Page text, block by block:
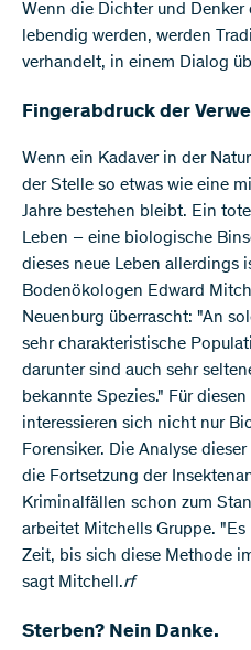
Wenn die Dichter und Denker
lebendig werden, werden
verhandelt, in einem Dialog
Fingerabdruck der
Wenn ein Kadaver in der
der Stelle so etwas wie eine
Jahre bestehen bleibt. Ein
Leben – eine biologische
dieses neue Leben allerdings
Bodenökologen Edward
Neuenburg überrascht: "An
sehr charakteristische
darunter sind auch sehr
bekannte Spezies." Für
interessieren sich nicht nur
Forensiker. Die Analyse
die Fortsetzung der
Kriminalfällen schon zum
arbeitet Mitchells Gruppe.
Zeit, bis sich diese Methode
sagt Mitchell.rf
Sterben? Nein Danke.